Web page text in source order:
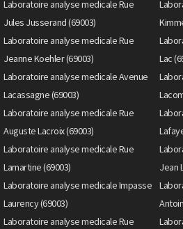
Laboratoire analyse medicale Rue
Jules Jusserand (69003)
Laboratoire analyse medicale Rue
Jeanne Koehler (69003)
Lac
Laboratoire analyse medicale Avenue
Lacassagne (69003)
Laboratoire analyse medicale Rue
Auguste Lacroix (69003)
Laboratoire analyse medicale Rue
Lamartine (69003)
Jean
Laboratoire analyse medicale Impasse
Laurency (69003)
Laboratoire analyse medicale Rue